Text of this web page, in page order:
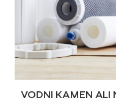
VODNI KAMEN ALI